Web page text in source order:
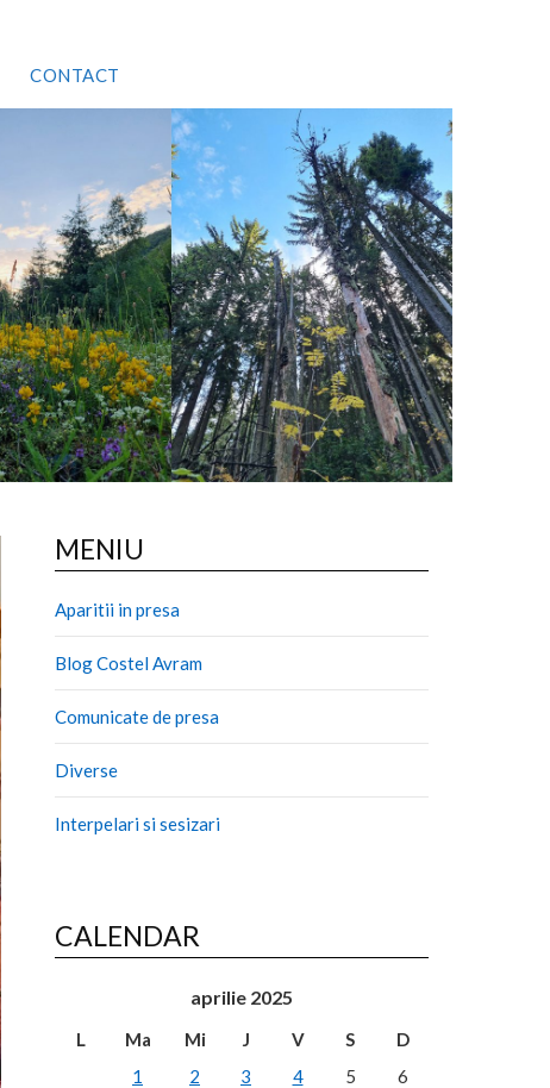
CONTACT
MENIU
Aparitii in presa
Blog Costel Avram
Comunicate de presa
Diverse
Interpelari si sesizari
CALENDAR
aprilie 2025
L Ma Mi J V S
D
1
2 3 4 5 6